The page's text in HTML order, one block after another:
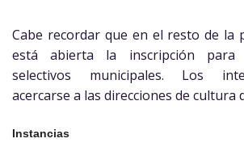
Cabe recordar que en el resto de la
está abierta la inscripción para
selectivos municipales. Los
acercarse a las direcciones de cultura
Instancias